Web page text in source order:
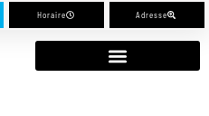
Horaire Adresse